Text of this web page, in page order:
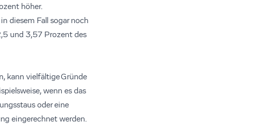
höher.
diesem Fall sogar noch
und 3,57 Prozent des
kann vielfältige Gründe
wenn es das
oder eine
eingerechnet werden.